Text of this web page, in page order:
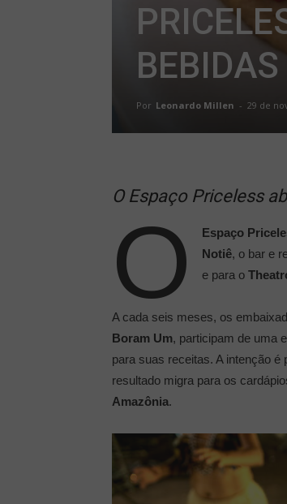
Por Leonardo Millen - 29 de
O Espaço Priceless
O Espaço
Notiê, o bar e
e para o
A cada seis meses, os
Boram Um, participam de uma
para suas receitas. A intenção
resultado migra para os
Amazônia.